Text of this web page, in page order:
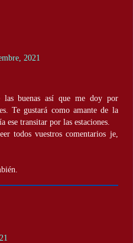
2021
las buenas así que me doy por
Te gustará como amante de la
ese transitar por las estaciones.
todos vuestros comentarios je,